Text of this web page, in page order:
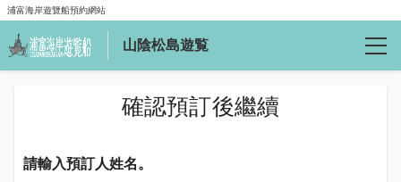
浦富海岸遊覽船預約網站
山陰松島遊覧
確認預訂後繼續
請輸入預訂人姓名。